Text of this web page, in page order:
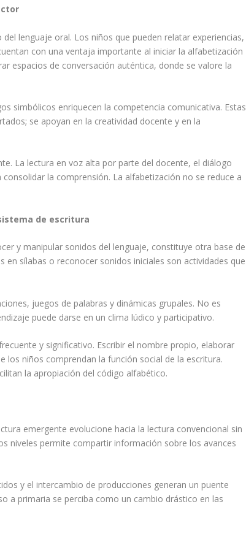
lenguaje oral. Los niños que pueden relatar experiencias,
con una ventaja importante al iniciar la alfabetización
espacios de conversación auténtica, donde se valore la
simbólicos enriquecen la competencia comunicativa. Estas
se apoyan en la creatividad docente y en la
La lectura en voz alta por parte del docente, el diálogo
la comprensión. La alfabetización no se reduce a
de escritura
y manipular sonidos del lenguaje, constituye otra base de
sílabas o reconocer sonidos iniciales son actividades que
juegos de palabras y dinámicas grupales. No es
puede darse en un clima lúdico y participativo.
y significativo. Escribir el nombre propio, elaborar
los niños comprendan la función social de la escritura.
la apropiación del código alfabético.
emergente evolucione hacia la lectura convencional sin
niveles permite compartir información sobre los avances
y el intercambio de producciones generan un puente
a primaria se perciba como un cambio drástico en las